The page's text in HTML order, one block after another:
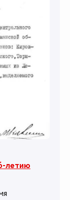
летию